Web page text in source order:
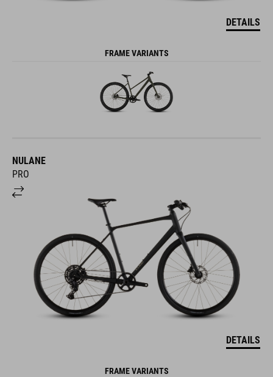
DETAILS
FRAME VARIANTS
NULANE
PRO
DETAILS
FRAME VARIANTS